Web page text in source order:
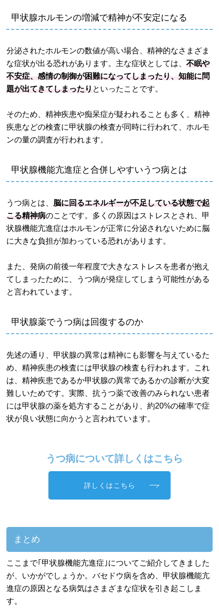
甲状腺ホルモンの増減で精神が不安定になる
分泌されたホルモンの数値が高い場合、精神的なさまざま
な症状が出る恐れがあります。主な症状としては、不眠や
不安症、感情の制御が困難になってしまったり、知能に問
題が出てきてしまったり といったことです。
そのため、精神疾患や痴呆症が疑われることも多く、精神
疾患などの検査に甲状腺の検査が同時に行われて、ホルモ
ンの量の調査が行われます。
甲状腺機能亢進症と合併しやすいうつ病とは
うつ病とは、 脳に回るエネルギーが不足している状態で起
こる精神病のことです。多くの原因はストレスとされ、甲
状腺機能亢進症はホルモンが正常に分泌されないために脳
に大きな負担が加わっている恐れがあります。
また、発病の前後一年程度で大きなストレスを患者が抱え
てしまったために、うつ病が発症してしまう可能性がある
と言われています。
甲状腺薬でうつ病は回復するのか
先述の通り、甲状腺の異常は精神にも影響を与えているた
め、精神疾患の検査には甲状腺の検査も行われます。これ
は、精神疾患であるか甲状腺の異常であるかの診断が大変
難しいためです。実際、抗うつ薬で改善のみられない患者
には甲状腺の薬を処方することがあり、約20%の確率で症
状が良い状態に向かうと言われています。
うつ病について詳しくはこちら
詳しくはこちら
まとめ
ここまで｢甲状腺機能亢進症｣についてご紹介してきました
が、いかがでしょうか。バセドウ病を含め、甲状腺機能亢
進症の原因となる病気はさまざまな症状を引き起こしま
す。